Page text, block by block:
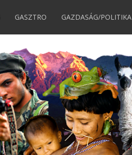
GASZTRO GAZDASÁG/POLITIKA